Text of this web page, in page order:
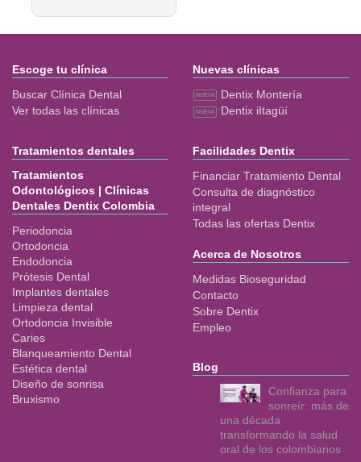
Escoge tu clínica
Buscar Clínica Dental
Ver todas las clínicas
Nuevas clínicas
Dentix Montería
Dentix iItagüí
Tratamientos dentales
Tratamientos
Odontológicos | Clínicas
Dentales Dentix Colombia
Periodoncia
Ortodoncia
Endodoncia
Prótesis Dental
Implantes dentales
Limpieza dental
Ortodoncia Invisible
Caries
Blanqueamiento Dental
Estética dental
Diseño de sonrisa
Bruxismo
Facilidades Dentix
Financiar Tratamiento Dental
Consulta de diagnóstico
integral
Todas las ofertas Dentix
Acerca de Nosotros
Medidas Bioseguridad
Contacto
Sobre Dentix
Empleo
Blog
Confianza para
sonreír: más de
una década
transformando la salud
oral de los colombianos